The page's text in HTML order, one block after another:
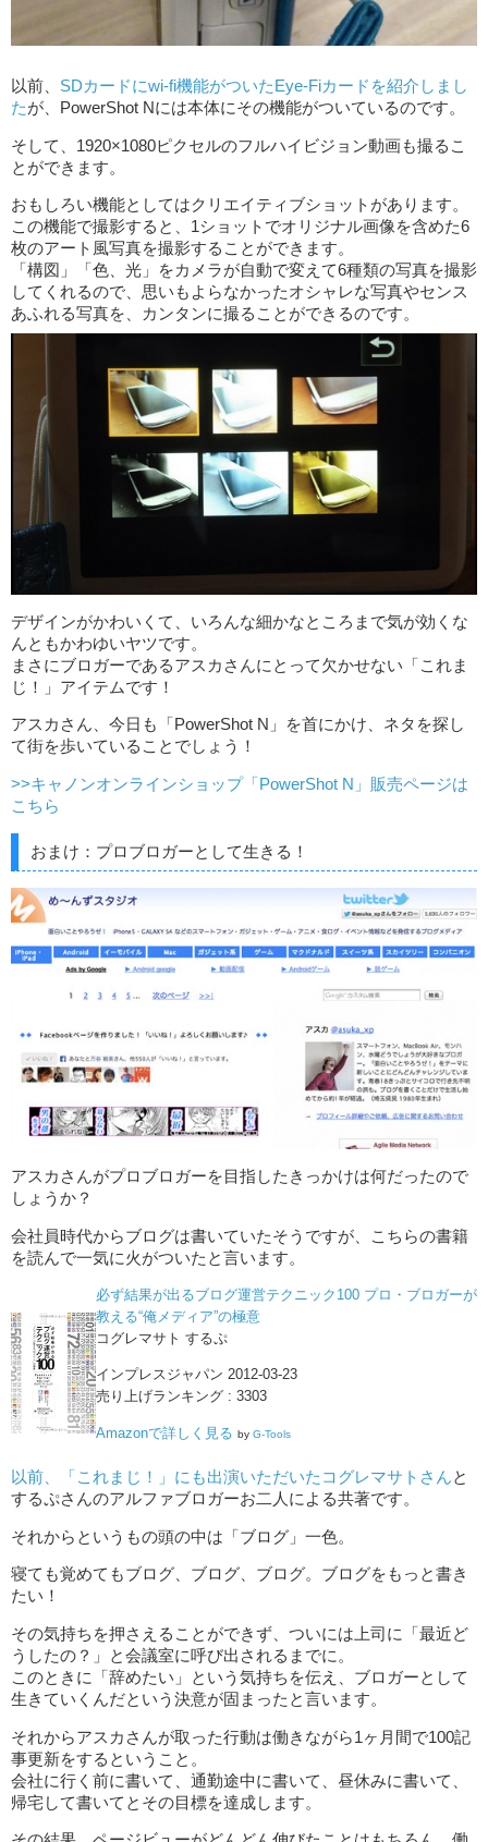
以前、 SDカードにwi-fi機能がついたEye-Fiカードを紹介しまし
たが、PowerShot Nには本体にその機能がついているのです。
そして、1920×1080ピクセルのフルハイビジョン動画も撮るこ
とができます。
おもしろい機能としてはクリエイティブショットがあります。
この機能で撮影すると、1ショットでオリジナル画像を含めた6
枚のアート風写真を撮影することができます。
「構図」「色、光」をカメラが自動で変えて6種類の写真を撮影
してくれるので、思いもよらなかったオシャレな写真やセンス
あふれる写真を、カンタンに撮ることができるのです。
デザインがかわいくて、いろんな細かなところまで気が効くな
んともかわゆいヤツです。
まさにブロガーであるアスカさんにとって欠かせない「これま
じ！」アイテムです！
アスカさん、今日も「PowerShot N」を首にかけ、ネタを探し
て街を歩いていることでしょう！
>>キャノンオンラインショップ「PowerShot N」販売ページは
こちら
おまけ：プロブロガーとして生きる！
アスカさんがプロブロガーを目指したきっかけは何だったので
しょうか？
会社員時代からブログは書いていたそうですが、こちらの書籍
を読んで一気に火がついたと言います。
必ず結果が出るブログ運営テクニック100 プロ・ブロガーが
教える“俺メディア”の極意
コグレマサト するぷ
インプレスジャパン 2012-03-23
売り上げランキング : 3303
Amazonで詳しく見る by G-Tools
以前、「これまじ！」にも出演いただいたコグレマサトさんと
するぷさんのアルファブロガーお二人による共著です。
それからというもの頭の中は「ブログ」一色。
寝ても覚めてもブログ、ブログ、ブログ。ブログをもっと書き
たい！
その気持ちを押さえることができず、ついには上司に「最近ど
うしたの？」と会議室に呼び出されるまでに。
このときに「辞めたい」という気持ちを伝え、ブロガーとして
生きていくんだという決意が固まったと言います。
それからアスカさんが取った行動は働きながら1ヶ月間で100記
事更新をするということ。
会社に行く前に書いて、通勤途中に書いて、昼休みに書いて、
帰宅して書いてとその目標を達成します。